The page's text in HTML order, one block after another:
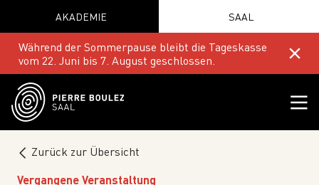
AKADEMIE SAAL
Während der Sommerpause bleibt die Tageskasse
vom 22. Juni bis 7. August geschlossen.
Zurück zur Übersicht
Vergangene Veranstaltung